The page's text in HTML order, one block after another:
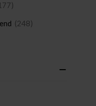
(248)